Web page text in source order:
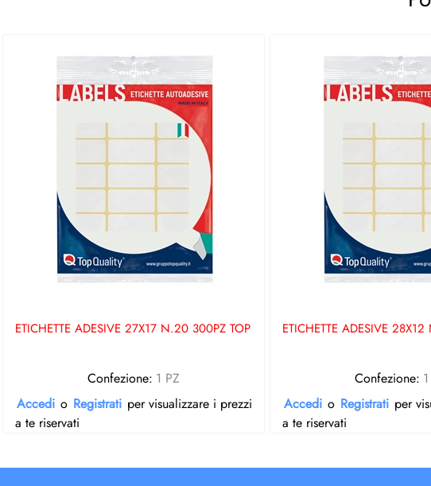
ETICHETTE ADESIVE 27X17 N.20 300PZ TOP
Confezione: 1 PZ
Accedi o Registrati per visualizzare i prezzi
a te riservati
ETICHETTE ADESIVE
Confezione:
Accedi o Registrati per
a te riservati